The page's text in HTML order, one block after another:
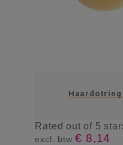
Haardotring
Ratedout of 5
excl. btw€ 8,14